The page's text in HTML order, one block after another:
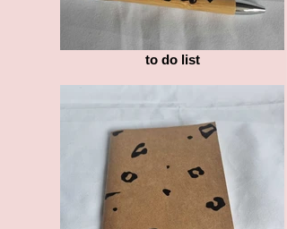
to do list